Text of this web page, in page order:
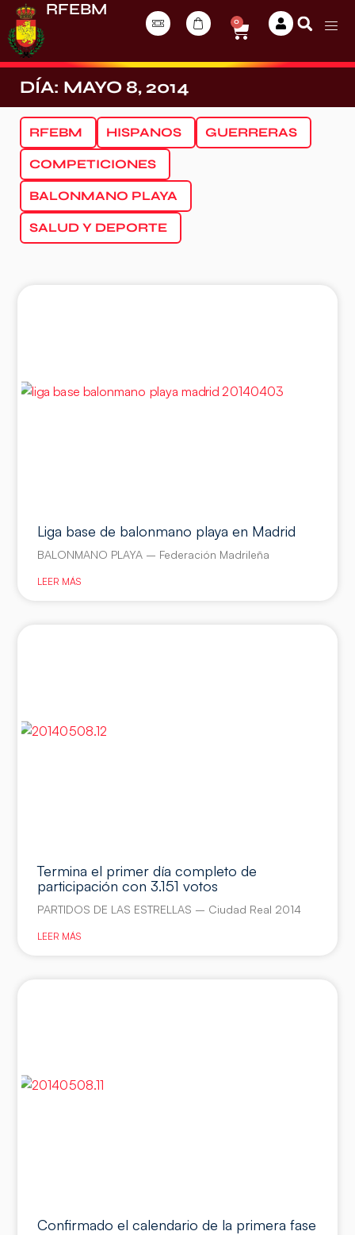
RFEBM
0
DÍA: MAYO 8, 2014
RFEBM HISPANOS GUERRERAS
COMPETICIONES
BALONMANO PLAYA
SALUD Y DEPORTE
Liga base de balonmano playa en Madrid
BALONMANO PLAYA – Federación Madrileña
LEER MÁS
Termina el primer día completo de
participación con 3.151 votos
PARTIDOS DE LAS ESTRELLAS – Ciudad Real 2014
LEER MÁS
Confirmado el calendario de la primera fase